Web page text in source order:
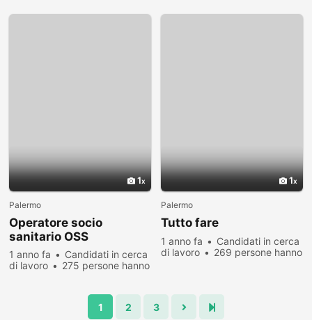
1
Palermo
Operatore socio
sanitario OSS
1 anno fa
Candidati in cerca
di lavoro
275 persone hanno
1
Palermo
Tutto fare
1 anno fa
Candidati in cerca
di lavoro
269 persone hanno
1 2 3